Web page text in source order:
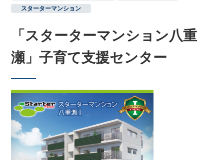
スターターマンション
「スターターマンション八重
瀬」子育て支援センター